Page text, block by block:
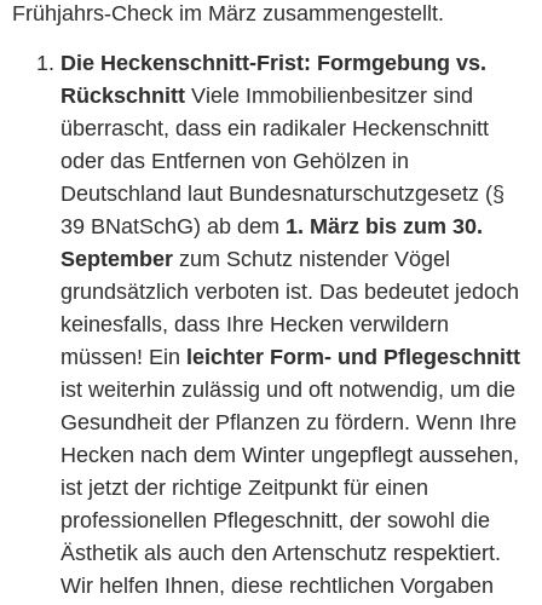
Frühjahrs-Check im März zusammengestellt.
Die Heckenschnitt-Frist: Formgebung vs.
Rückschnitt Viele Immobilienbesitzer sind
überrascht, dass ein radikaler Heckenschnitt
oder das Entfernen von Gehölzen in
Deutschland laut Bundesnaturschutzgesetz (§
39 BNatSchG) ab dem 1. März bis zum 30.
September zum Schutz nistender Vögel
grundsätzlich verboten ist. Das bedeutet jedoch
keinesfalls, dass Ihre Hecken verwildern
müssen! Ein leichter Form- und Pflegeschnitt
ist weiterhin zulässig und oft notwendig, um die
Gesundheit der Pflanzen zu fördern. Wenn Ihre
Hecken nach dem Winter ungepflegt aussehen,
ist jetzt der richtige Zeitpunkt für einen
professionellen Pflegeschnitt, der sowohl die
Ästhetik als auch den Artenschutz respektiert.
Wir helfen Ihnen, diese rechtlichen Vorgaben